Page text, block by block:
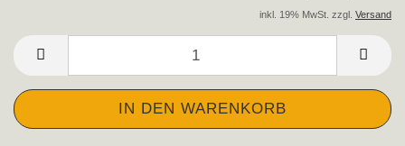
inkl. 19% MwSt. zzgl. Versand